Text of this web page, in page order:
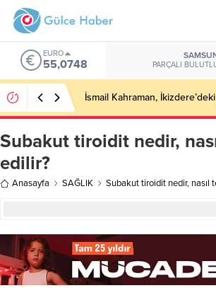
EURO
55,0748 PARÇALI
İsmail Kahraman,
Subakut tiroidit nedir,
edilir?
Anasayfa SAĞLIK Subakut tiroidit nedir, nasıl